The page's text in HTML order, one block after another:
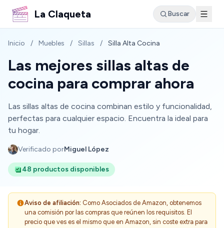
La Claqueta Buscar
Inicio / Muebles / Sillas / Silla Alta Cocina
Las mejores sillas altas de
cocina para comprar ahora
Las sillas altas de cocina combinan estilo y funcionalidad,
perfectas para cualquier espacio. Encuentra la ideal para
tu hogar.
Verificado porMiguel López
48 productos disponibles
Aviso de afiliación: Como Asociados de Amazon, obtenemos
una comisión por las compras que reúnen los requisitos. El
precio que ves es el mismo que en Amazon, sin coste extra para